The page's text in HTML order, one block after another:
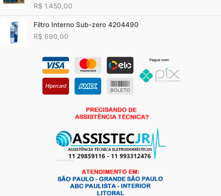
R$ 1.450,00
Filtro Interno Sub-zero 4204490
R$ 690,00